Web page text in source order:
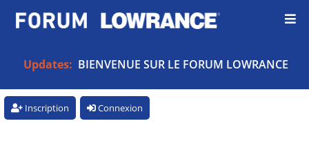
Updates: BIENVENUE SUR LE FORUM LOWRANCE
Inscription Connexion